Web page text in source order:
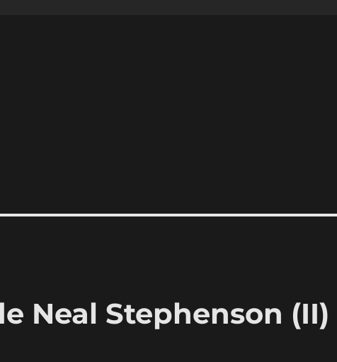
Neal Stephenson (II)